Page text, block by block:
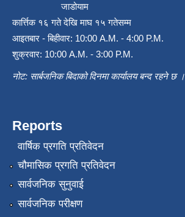
जाडोयाम
कार्त्तिक १६ गते देखि माघ १५ गतेसम्म
आइतबार - बिहीवार: 10:00 A.M. - 4:00 P.M.
शुक्रवार: 10:00 A.M. - 3:00 P.M.
नोट: सार्बजनिक बिदाको दिनमा कार्यालय बन्द रहने छ ।
Reports
वार्षिक प्रगति प्रतिवेदन
चौमासिक प्रगति प्रतिवेदन
सार्वजनिक सुनुवाई
सार्वजनिक परीक्षण